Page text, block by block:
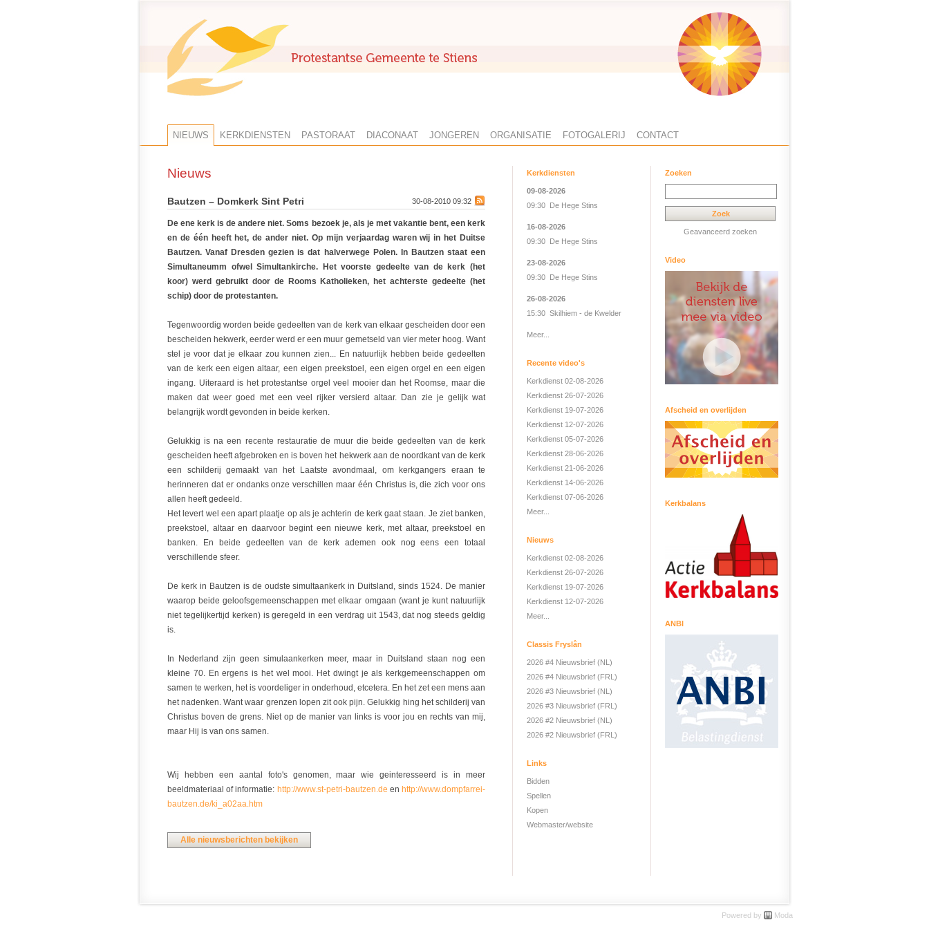
NIEUWS KERKDIENSTEN PASTORAAT DIACONAAT JONGEREN ORGANISATIE FOTOGALERIJ CONTACT
Nieuws
Bautzen – Domkerk Sint Petri 30-08-2010 09:32
De ene kerk is de andere niet. Soms bezoek je, als je met vakantie bent, een kerk
en de één heeft het, de ander niet. Op mijn verjaardag waren wij in het Duitse
Bautzen. Vanaf Dresden gezien is dat halverwege Polen. In Bautzen staat een
Simultaneumm ofwel Simultankirche. Het voorste gedeelte van de kerk (het
koor) werd gebruikt door de Rooms Katholieken, het achterste gedeelte (het
schip) door de protestanten.
Tegenwoordig worden beide gedeelten van de kerk van elkaar gescheiden door een
bescheiden hekwerk, eerder werd er een muur gemetseld van vier meter hoog. Want
stel je voor dat je elkaar zou kunnen zien... En natuurlijk hebben beide gedeelten
van de kerk een eigen altaar, een eigen preekstoel, een eigen orgel en een eigen
ingang. Uiteraard is het protestantse orgel veel mooier dan het Roomse, maar die
maken dat weer goed met een veel rijker versierd altaar. Dan zie je gelijk wat
belangrijk wordt gevonden in beide kerken.
Gelukkig is na een recente restauratie de muur die beide gedeelten van de kerk
gescheiden heeft afgebroken en is boven het hekwerk aan de noordkant van de kerk
een schilderij gemaakt van het Laatste avondmaal, om kerkgangers eraan te
herinneren dat er ondanks onze verschillen maar één Christus is, die zich voor ons
allen heeft gedeeld.
Het levert wel een apart plaatje op als je achterin de kerk gaat staan. Je ziet banken,
preekstoel, altaar en daarvoor begint een nieuwe kerk, met altaar, preekstoel en
banken. En beide gedeelten van de kerk ademen ook nog eens een totaal
verschillende sfeer.
De kerk in Bautzen is de oudste simultaankerk in Duitsland, sinds 1524. De manier
waarop beide geloofsgemeenschappen met elkaar omgaan (want je kunt natuurlijk
niet tegelijkertijd kerken) is geregeld in een verdrag uit 1543, dat nog steeds geldig
is.
In Nederland zijn geen simulaankerken meer, maar in Duitsland staan nog een
kleine 70. En ergens is het wel mooi. Het dwingt je als kerkgemeenschappen om
samen te werken, het is voordeliger in onderhoud, etcetera. En het zet een mens aan
het nadenken. Want waar grenzen lopen zit ook pijn. Gelukkig hing het schilderij van
Christus boven de grens. Niet op de manier van links is voor jou en rechts van mij,
maar Hij is van ons samen.
Wij hebben een aantal foto's genomen, maar wie geinteresseerd is in meer
beeldmateriaal of informatie: http://www.st-petri-bautzen.de en http://www.dompfarrei-
bautzen.de/ki_a02aa.htm
Alle nieuwsberichten bekijken
Kerkdiensten
09-08-2026
09:30 De Hege Stins
16-08-2026
09:30 De Hege Stins
23-08-2026
09:30 De Hege Stins
26-08-2026
15:30 Skilhiem - de Kwelder
Meer...
Recente video's
Kerkdienst 02-08-2026
Kerkdienst 26-07-2026
Kerkdienst 19-07-2026
Kerkdienst 12-07-2026
Kerkdienst 05-07-2026
Kerkdienst 28-06-2026
Kerkdienst 21-06-2026
Kerkdienst 14-06-2026
Kerkdienst 07-06-2026
Meer...
Nieuws
Kerkdienst 02-08-2026
Kerkdienst 26-07-2026
Kerkdienst 19-07-2026
Kerkdienst 12-07-2026
Meer...
Classis Fryslân
2026 #4 Nieuwsbrief (NL)
2026 #4 Nieuwsbrief (FRL)
2026 #3 Nieuwsbrief (NL)
2026 #3 Nieuwsbrief (FRL)
2026 #2 Nieuwsbrief (NL)
2026 #2 Nieuwsbrief (FRL)
Links
Bidden
Spellen
Kopen
Webmaster/website
Zoeken
Geavanceerd zoeken
Video
Afscheid en overlijden
Kerkbalans
ANBI
Powered by Moda